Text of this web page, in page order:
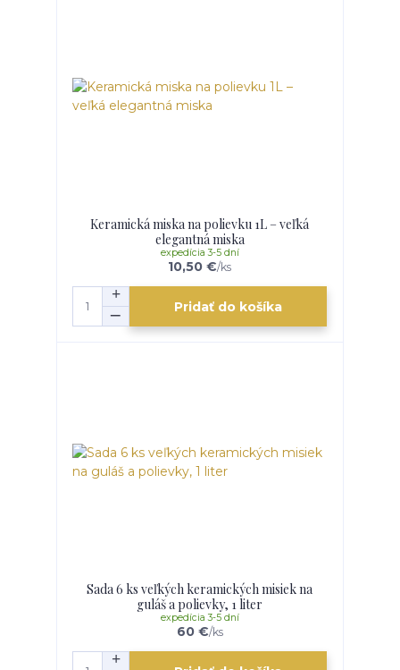
Keramická miska na polievku 1L – veľká
elegantná miska
10,50 €/ks
expedícia 3-5 dní
Pridať do košíka
Sada 6 ks veľkých keramických misiek na
guláš a polievky, 1 liter
60 €/ks
expedícia 3-5 dní